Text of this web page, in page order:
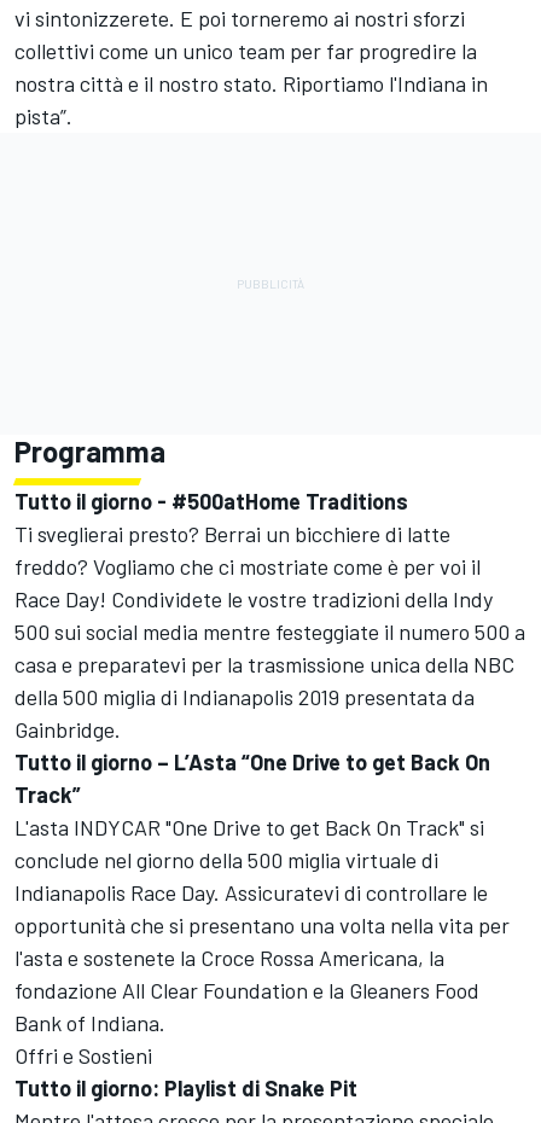
vi sintonizzerete. E poi torneremo ai nostri sforzi
collettivi come un unico team per far progredire la
nostra città e il nostro stato. Riportiamo l'Indiana in
pista”.
Programma
Tutto il giorno - #500atHome Traditions
Ti sveglierai presto? Berrai un bicchiere di latte
freddo? Vogliamo che ci mostriate come è per voi il
Race Day! Condividete le vostre tradizioni della Indy
500 sui social media mentre festeggiate il numero 500 a
casa e preparatevi per la trasmissione unica della NBC
della 500 miglia di Indianapolis 2019 presentata da
Gainbridge.
Tutto il giorno – L’Asta “One Drive to get Back On
Track”
L'asta INDYCAR "One Drive to get Back On Track" si
conclude nel giorno della 500 miglia virtuale di
Indianapolis Race Day. Assicuratevi di controllare le
opportunità che si presentano una volta nella vita per
l'asta e sostenete la Croce Rossa Americana, la
fondazione All Clear Foundation e la Gleaners Food
Bank of Indiana.
Offri e Sostieni
Tutto il giorno: Playlist di Snake Pit